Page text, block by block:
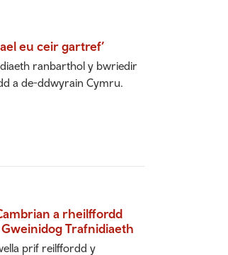
eu ceir gartref’
ranbarthol y bwriedir
a de-ddwyrain Cymru.
a rheilffordd
Trafnidiaeth
prif reilffordd y